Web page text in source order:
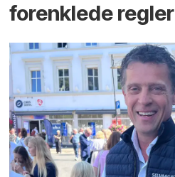
forenklede regler